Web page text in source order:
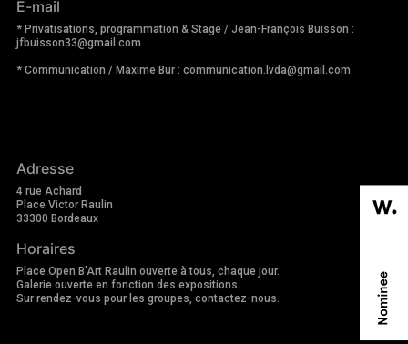
E-mail
* Privatisations, programmation & Stage / Jean-François Buisson :
jfbuisson33@gmail.com
* Communication / Maxime Bur : communication.lvda@gmail.com
Adresse
4 rue Achard
Place Victor Raulin
33300 Bordeaux
Horaires
Place Open B'Art Raulin ouverte à tous, chaque jour.
Galerie ouverte en fonction des expositions.
Sur rendez-vous pour les groupes, contactez-nous.